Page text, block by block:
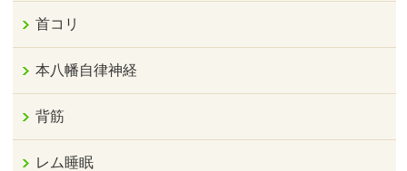
首コリ
本八幡自律神経
背筋
レム睡眠